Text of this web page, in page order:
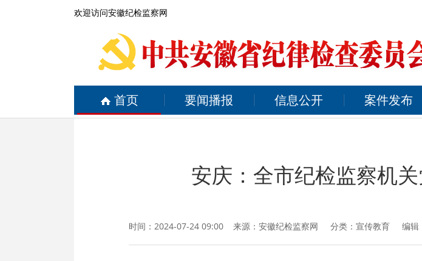
欢迎访问安徽纪检监察网
首页 要闻播报 信息公开 案件发布
安庆：全市纪检监察机
时间：2024-07-24 09:00 来源： 安徽纪检监察网 分类：宣传教育 编辑